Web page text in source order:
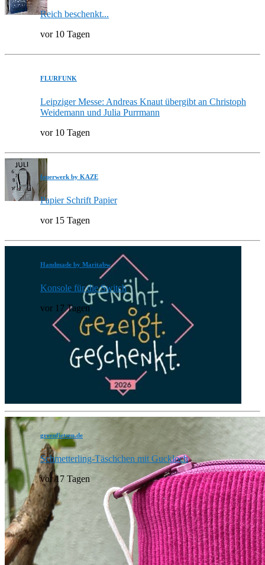
Reich beschenkt...
vor 10 Tagen
FLURFUNK
Leipziger Messe: Andreas Knaut übergibt an Christoph
Weidemann und Julia Purrmann
vor 10 Tagen
feuerwerk by KAZE
Papier Schrift Papier
vor 15 Tagen
Handmade by Maritabw
Konsole für die Switch
vor 17 Tagen
greenfietsen.de
Schmetterling-Täschchen mit Guckloch
vor 17 Tagen